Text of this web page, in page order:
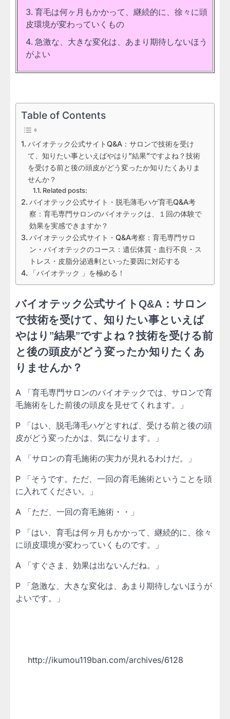
育毛は何ヶ月もかかって、継続的に、徐々に頭
皮環境が変わっていくもの
急激な、大きな変化は、あまり期待しないほう
がよい
Table of Contents
バイオテック公式サイトQ&A：サロンで技術を受け
て、知りたい事といえばやはり”結果”ですよね？技術
を受ける前と後の頭皮がどう変ったか知りたくありま
せんか？
Related posts:
バイオテック公式サイト・脱毛薄毛ハゲ育毛Q&A考
察：育毛専門サロンのバイオテックは、１回の体験で
効果を実感できますか？
バイオテック公式サイト・Q&A考察：育毛専門サロ
ン・バイオテックのコース：遺伝体質・血行不良・ス
トレス・皮脂分泌過剰といった要因に対応する
「バイオテック 」を極める！
バイオテック公式サイトQ&A：サロン
で技術を受けて、知りたい事といえば
やはり”結果”ですよね？技術を受ける前
と後の頭皮がどう変ったか知りたくあ
りませんか？
A 「育毛専門サロンのバイオテックでは、サロンで育
毛施術をした前後の頭皮を見せてくれます。」
P 「はい、脱毛薄毛ハゲとすれば、受ける前と後の頭
皮がどう変ったかは、気になります。」
A 「サロンの育毛施術の実力が見れるわけだ。」
P 「そうです。ただ、一回の育毛施術ということを頭
に入れてください。」
A 「ただ、一回の育毛施術・・」
P 「はい、育毛は何ヶ月もかかって、継続的に、徐々
に頭皮環境が変わっていくものです。」
A 「すぐさま、効果は出ないんだね。」
P 「急激な、大きな変化は、あまり期待しないほうが
よいです。」
http://ikumou119ban.com/archives/6128